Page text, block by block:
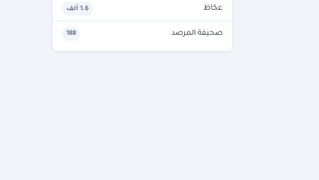
عكاظ 1.6 ألف
صحيفة المرصد 188